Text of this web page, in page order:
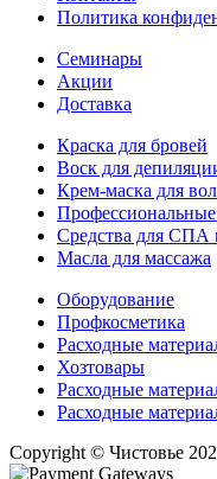
Политика
Семинары
Акции
Доставка
Краска для бровей
Воск для
Крем-маска для
Средства для СПА
Масла для массажа
Оборудование
Профкосметика
Расходные
Хозтовары
Расходные
Расходные
Copyright © Чистовье